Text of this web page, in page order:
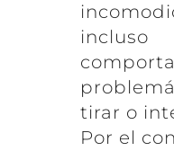
incluso
tirar o
Por el